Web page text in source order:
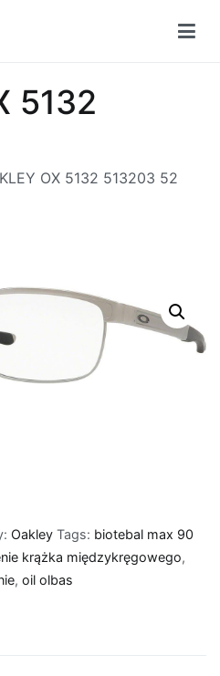
5132
OX 5132 513203 52
Oakley Tags: biotebal max 90
krążka międzykręgowego,
, oil olbas